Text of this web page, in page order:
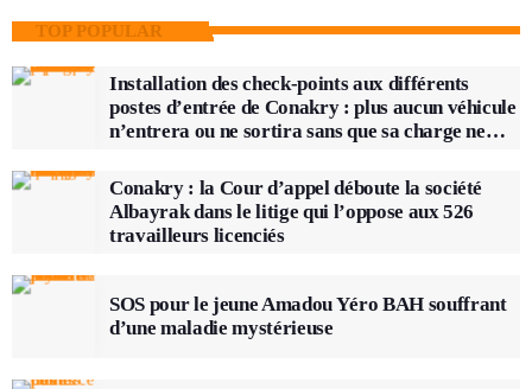
TOP POPULAR
Installation des check-points aux différents
postes d’entrée de Conakry : plus aucun véhicule
n’entrera ou ne sortira sans que sa charge ne
Conakry : la Cour d’appel déboute la société
Albayrak dans le litige qui l’oppose aux 526
travailleurs licenciés
SOS pour le jeune Amadou Yéro BAH souffrant
d’une maladie mystérieuse